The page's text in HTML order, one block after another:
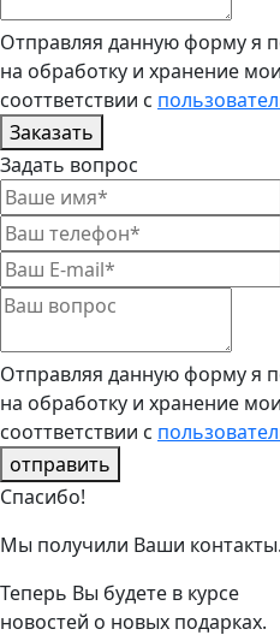
Отправляя данную форму я
на обработку и хранение
сооттветствии с
Заказать
Задать вопрос
Отправляя данную форму я
на обработку и хранение
сооттветствии с
отправить
Спасибо!
Мы получили Ваши контакты.
Теперь Вы будете в курсе
новостей о новых подарках.